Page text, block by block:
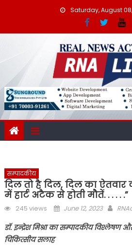
Saturday, August
सम्पादकीय
दिल तो है दिल, दिल का ऐतवार
में हार्ट अटैक से होती मौतें. . . . . .”
245 views
Posted
June 12, 2023
डॉ. इन्द्रेश मिश्रा का सम्पादकीय विश्लेषण
चिकित्सीय सलाह